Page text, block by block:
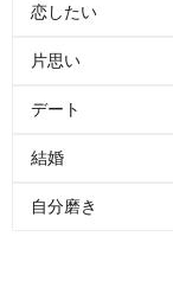
恋したい
片思い
デート
結婚
自分磨き